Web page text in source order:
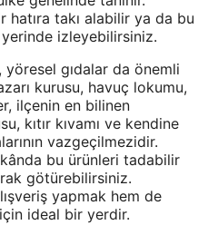
hatıra takı alabilir ya da bu
yerinde izleyebilirsiniz.
yöresel gıdalar da önemli
kurusu, havuç lokumu,
ilçenin en bilinen
kıtır kıvamı ve kendine
vazgeçilmezidir.
bu ürünleri tadabilir
götürebilirsiniz.
yapmak hem de
ideal bir yerdir.